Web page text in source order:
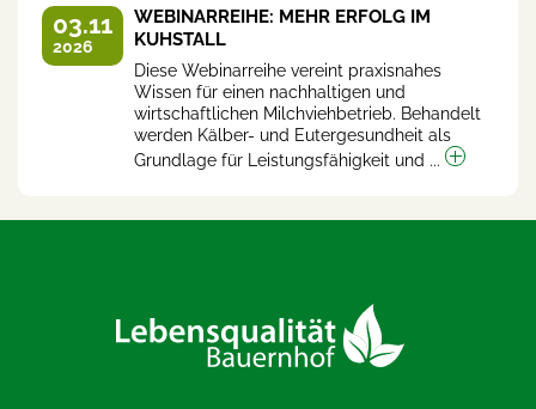
03.11
2026
WEBINARREIHE: MEHR ERFOLG IM
KUHSTALL
Diese Webinarreihe vereint praxisnahes
Wissen für einen nachhaltigen und
wirtschaftlichen Milchviehbetrieb. Behandelt
werden Kälber- und Eutergesundheit als
Grundlage für Leistungsfähigkeit und ...